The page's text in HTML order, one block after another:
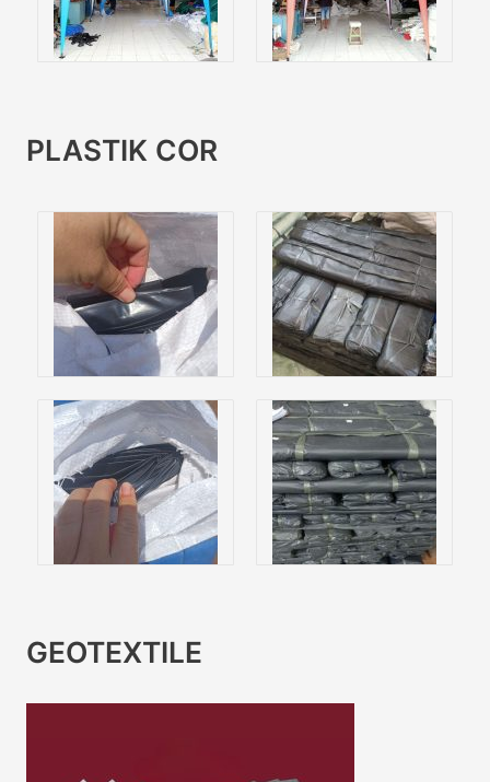
PLASTIK COR
GEOTEXTILE